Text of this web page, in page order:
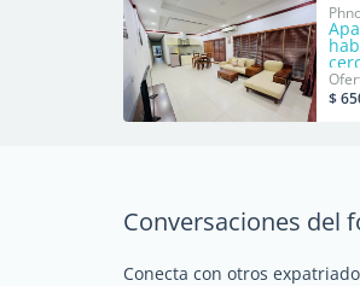
$
Conversaciones del
Conecta con otros